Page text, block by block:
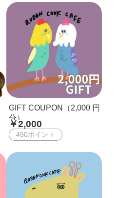
GIFT COUPON（2,000 円
分）
￥2,000
450ポイント